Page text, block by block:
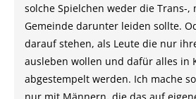
solche Spielchen weder die Trans-,
Gemeinde darunter leiden sollte.
darauf stehen, als Leute die nur
ausleben wollen und dafür alles in
abgestempelt werden. Ich mache